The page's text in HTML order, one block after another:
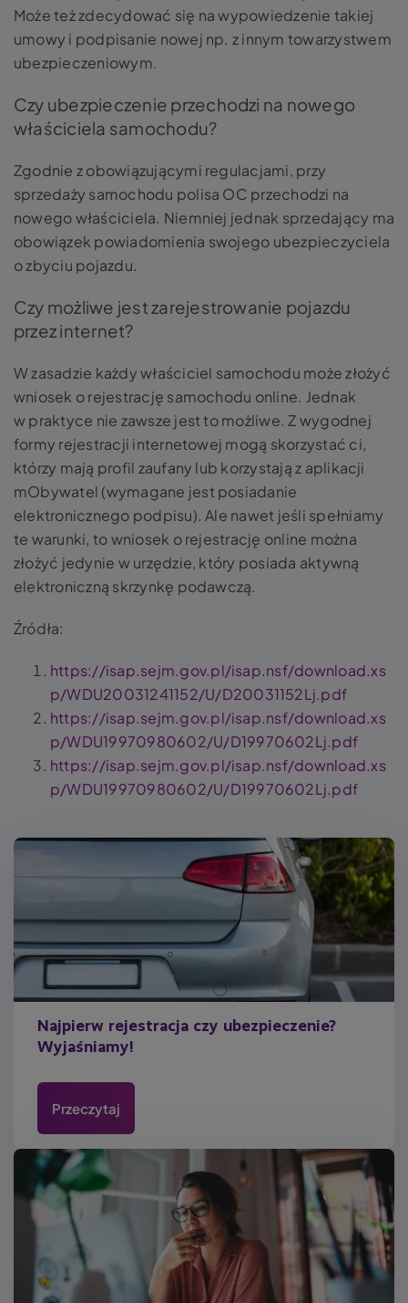
Może też zdecydować się na wypowiedzenie takiej
umowy i podpisanie nowej np. z innym towarzystwem
ubezpieczeniowym.
Czy ubezpieczenie przechodzi na nowego
właściciela samochodu?
Zgodnie z obowiązującymi regulacjami, przy
sprzedaży samochodu polisa OC przechodzi na
nowego właściciela. Niemniej jednak sprzedający ma
obowiązek powiadomienia swojego ubezpieczyciela
o zbyciu pojazdu.
Czy możliwe jest zarejestrowanie pojazdu
przez internet?
W zasadzie każdy właściciel samochodu może złożyć
wniosek o rejestrację samochodu online. Jednak
w praktyce nie zawsze jest to możliwe. Z wygodnej
formy rejestracji internetowej mogą skorzystać ci,
którzy mają profil zaufany lub korzystają z aplikacji
mObywatel (wymagane jest posiadanie
elektronicznego podpisu). Ale nawet jeśli spełniamy
te warunki, to wniosek o rejestrację online można
złożyć jedynie w urzędzie, który posiada aktywną
elektroniczną skrzynkę podawczą.
Źródła:
https://isap.sejm.gov.pl/isap.nsf/download.xs
p/WDU20031241152/U/D20031152Lj.pdf
https://isap.sejm.gov.pl/isap.nsf/download.xs
p/WDU19970980602/U/D19970602Lj.pdf
https://isap.sejm.gov.pl/isap.nsf/download.xs
p/WDU19970980602/U/D19970602Lj.pdf
Najpierw rejestracja czy ubezpieczenie?
Wyjaśniamy!
Przeczytaj